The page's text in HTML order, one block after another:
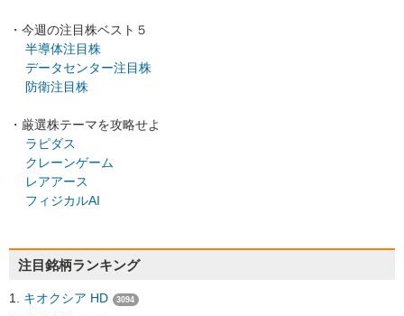
・今週の注目株ベスト５
半導体注目株
データセンター注目株
防衛注目株
・厳選株テーマを攻略せよ
ラピダス
クレーンゲーム
レアアース
フィジカルAI
注目銘柄ランキング
キオクシア HD 3094